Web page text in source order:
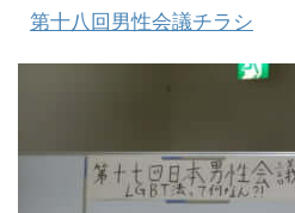
第十八回男性会議チラシ